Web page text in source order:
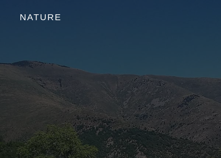
NATURE